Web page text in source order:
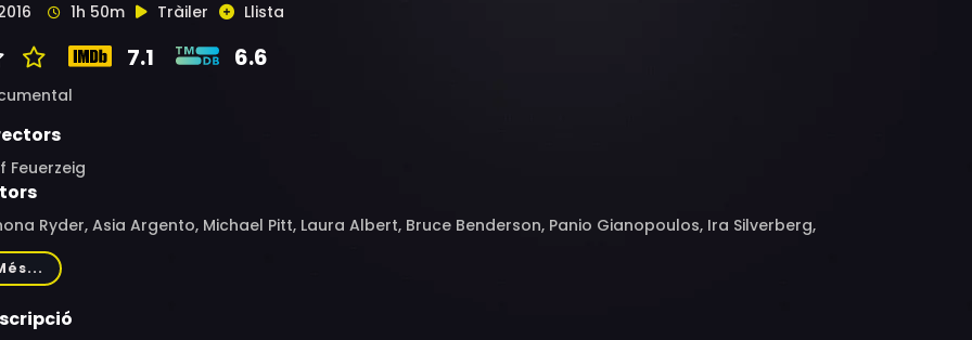
1h 50m Tràiler Llista
7.1 6.6
Feuerzeig
Ryder, Asia Argento, Michael Pitt, Laura Albert, Bruce Benderson, Panio Gianopoulos, Ira Silverberg,
Knoop, Courtney Love, Dennis Cooper